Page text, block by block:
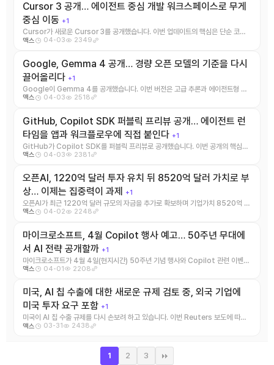
Cursor 3 공개… 에이전트 중심 개발 워크스페이스로 무게
중심 이동 +1
Cursor가 새로운 Cursor 3를 공개했습니다. 이번 업데이트의 핵심은 단순 코드
자동완성을 넘어서, ...
맥스 04-03 2349
Google, Gemma 4 공개… 경량 오픈 모델의 기준을 다시
끌어올리다 +1
Google이 Gemma 4를 공개했습니다. 이번 버전은 고급 추론과 에이전트형 워
크플로우를 겨냥한 오픈 모 ...
맥스 04-03 2518
GitHub, Copilot SDK 퍼블릭 프리뷰 공개… 에이전트 런
타임을 앱과 워크플로우에 직접 붙인다 +1
GitHub가 Copilot SDK를 퍼블릭 프리뷰로 공개했습니다. 이번 공개의 핵심은
GitHub Copi ...
맥스 04-03 2381
오픈AI, 1220억 달러 투자 유치 뒤 8520억 달러 가치로 부
상… 이제는 집중력이 과제
+1
오픈AI가 최근 1220억 달러 규모의 자금을 추가로 확보하며 기업가치 8520억 달
러 수준에 도달했다는 보 ...
맥스 04-02 2248
마이크로소프트, 4월 Copilot 행사 예고… 50주년 무대에
서 AI 전략 공개할까 +1
마이크로소프트가 4월 4일(현지시간) 50주년 기념 행사와 Copilot 관련 이벤트
를 예고했습니다. The ...
맥스 04-01 2208
미국, AI 칩 수출에 대한 새로운 규제 검토 중, 외국 기업에
미국 투자 요구 포함 +1
미국이 AI 칩 수출 규제를 다시 손보려 하고 있습니다. 이번 Reuters 보도에 따르
면, 미국 당국은 외 ...
맥스 03-31 2438
1 2 3